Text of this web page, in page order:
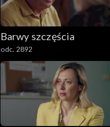
Barwy szczęścia
odc. 2892